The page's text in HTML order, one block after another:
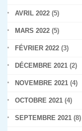
AVRIL 2022 (5)
MARS 2022 (5)
FÉVRIER 2022 (3)
DÉCEMBRE 2021 (2)
NOVEMBRE 2021 (4)
OCTOBRE 2021 (4)
SEPTEMBRE 2021 (8)